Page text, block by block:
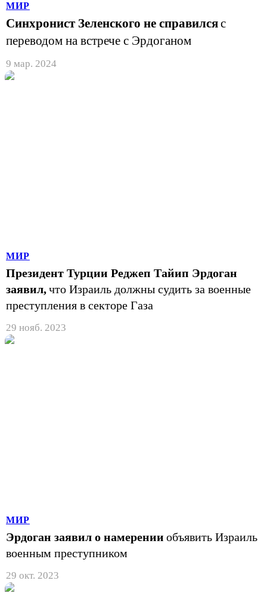
МИР
Синхронист Зеленского не справилсяс
переводом на встрече с Эрдоганом
9 мар. 2024
МИР
Президент Турции Реджеп Тайип Эрдоган
заявил,что Израиль должны судить за военные
преступления в секторе Газа
29 нояб. 2023
МИР
Эрдоган заявил о намерении объявить Израиль
военным преступником
29 окт. 2023